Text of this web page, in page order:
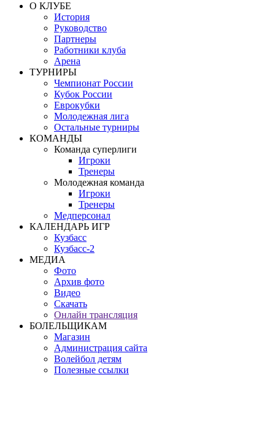
О КЛУБЕ
История
Руководство
Партнеры
Работники клуба
Арена
ТУРНИРЫ
Чемпионат России
Кубок России
Еврокубки
Молодежная лига
Остальные турниры
КОМАНДЫ
Команда суперлиги
Игроки
Тренеры
Молодежная команда
Игроки
Тренеры
Медперсонал
КАЛЕНДАРЬ ИГР
Кузбасс
Кузбасс-2
МЕДИА
Фото
Архив фото
Видео
Скачать
Онлайн трансляция
БОЛЕЛЬЩИКАМ
Магазин
Администрация сайта
Волейбол детям
Полезные ссылки